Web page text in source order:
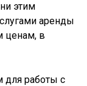
этим
аренды
ценам, в
работы с